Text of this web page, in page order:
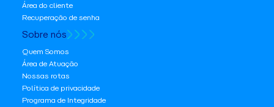
Área do cliente
Recuperação de senha
Sobre nós
Quem Somos
Área de Atuação
Nossas rotas
Política de privacidade
Programa de Integridade